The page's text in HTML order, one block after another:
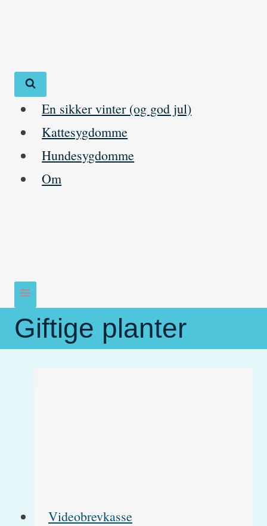
En sikker vinter (og god jul)
Kattesygdomme
Hundesygdomme
Om
Giftige planter
Videobrevkasse